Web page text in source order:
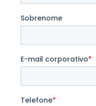
Sobrenome
E-mail corporativo*
Telefone*